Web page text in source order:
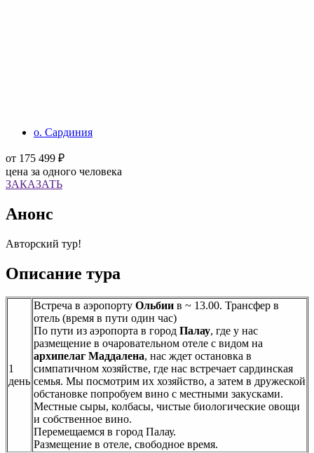
о. Сардиния
от 175 499 ₽
цена за одного человека
ЗАКАЗАТЬ
Анонс
Авторский тур!
Описание тура
1
день
Встреча в аэропорту Ольбии в ~ 13.00. Трансфер в
отель (время в пути один час)
По пути из аэропорта в город Палау, где у нас
размещение в очаровательном отеле с видом на
архипелаг Маддалена, нас ждет остановка в
симпатичном хозяйстве, где нас встречает сардинская
семья. Мы посмотрим их хозяйство, а затем в дружеской
обстановке попробуем вино с местными закусками.
Местные сыры, колбасы, чистые биологические овощи
и собственное вино.
Перемещаемся в город Палау.
Размещение в отеле, свободное время.